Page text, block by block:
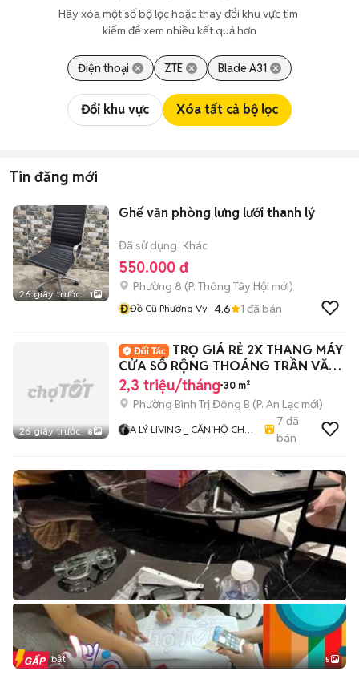
Hãy xóa một số bộ lọc hoặc thay đổi khu vực tìm
kiếm để xem nhiều kết quả hơn
Điện thoại ZTE Blade A31
Đổi khu vực Xóa tất cả bộ lọc
Tin đăng mới
26 giây trước 1
Ghế văn phòng lưng lưới thanh lý
Đã sử dụng Khác
550.000 đ
Phường 8 (P. Thông Tây Hội mới)
ĐĐồ Cũ Phương Vy 4.6 1 đã bán
26 giây trước 8
TRỌ GIÁ RẺ 2X THANG MÁY
CỬA SỔ RỘNG THOÁNG TRẦN VĂN
GIÀU TỈNH LỘ 10
2,3 triệu/tháng 30 m²
Phường Bình Trị Đông B (P. An Lạc mới)
A LÝ LIVING _ CĂN HỘ CHO
CHUNG CƯ - NHÀ Ở
7 đã
bán
Tin nổi bật 5